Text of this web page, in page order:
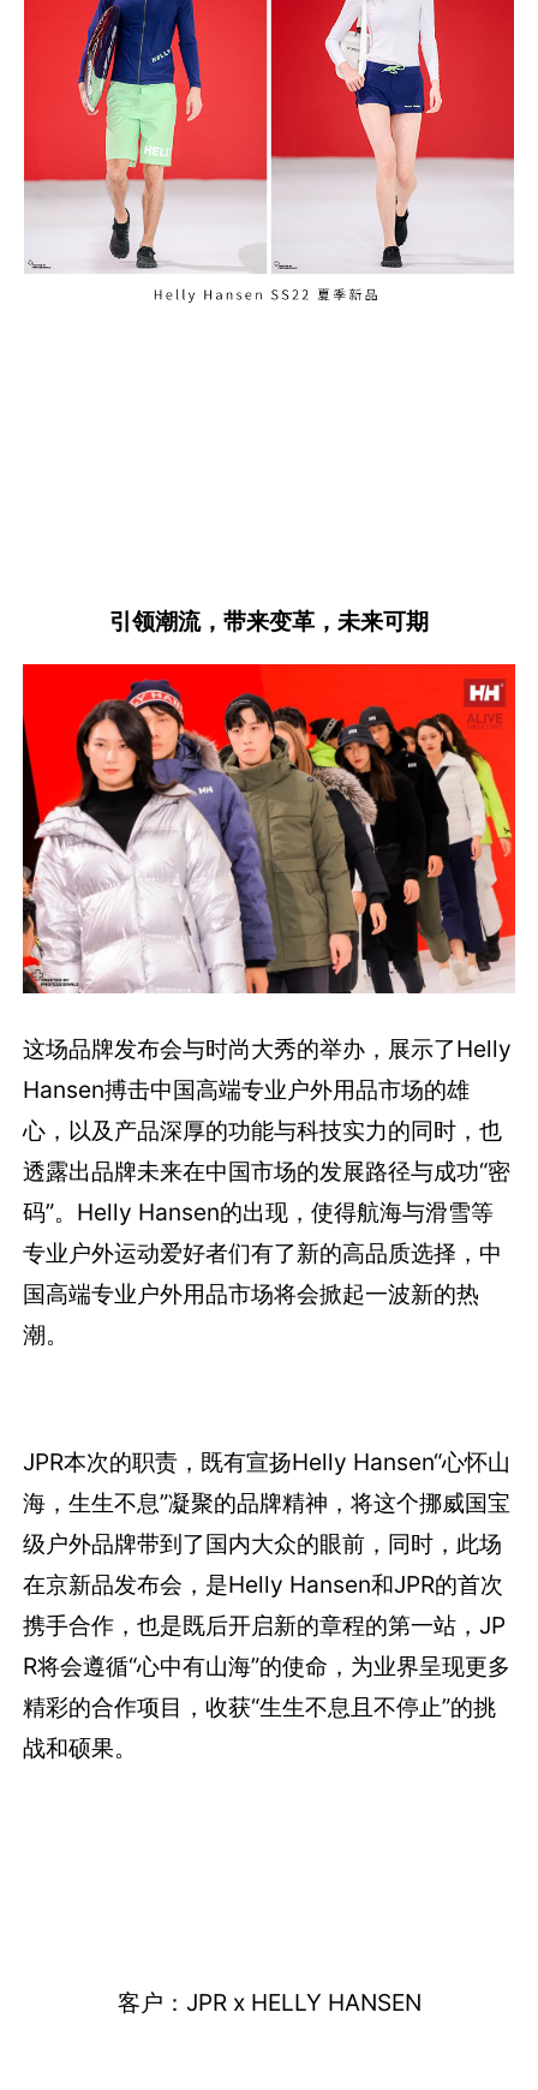
引领潮流，带来变革，未来可期
这场品牌发布会与时尚大秀的举办，展示了Helly
Hansen搏击中国高端专业户外用品市场的雄
心，以及产品深厚的功能与科技实力的同时，也
透露出品牌未来在中国市场的发展路径与成功“密
码”。Helly Hansen的出现，使得航海与滑雪等
专业户外运动爱好者们有了新的高品质选择，中
国高端专业户外用品市场将会掀起一波新的热
潮。
JPR本次的职责，既有宣扬Helly Hansen“心怀山
海，生生不息”凝聚的品牌精神，将这个挪威国宝
级户外品牌带到了国内大众的眼前，同时，此场
在京新品发布会，是Helly Hansen和JPR的首次
携手合作，也是既后开启新的章程的第一站，JP
R将会遵循“心中有山海”的使命，为业界呈现更多
精彩的合作项目，收获“生生不息且不停止”的挑
战和硕果。
客户：JPR x HELLY HANSEN